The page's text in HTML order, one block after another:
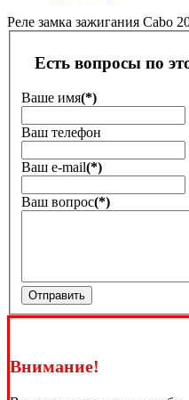
Реле замка зажигания Cabo
Есть вопросы по
Ваше имя(*)
Ваш телефон
Ваш е-mail(*)
Ваш вопрос(*)
Отправить
Внимание!